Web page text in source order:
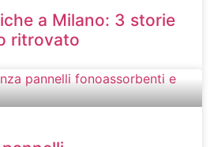
a Milano: 3 storie
ritrovato